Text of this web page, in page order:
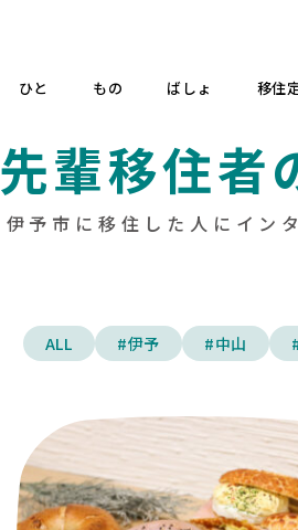
ひと もの ばしょ 移住
先輩移住者
伊予市に移住した人にイン
ALL #伊予 #中山